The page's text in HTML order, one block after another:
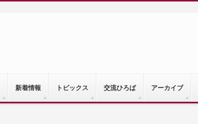
新着情報 トピックス 交流ひろば アーカイブ